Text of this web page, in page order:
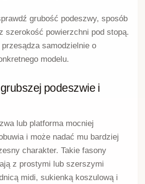
grubość podeszwy, sposób
szerokość powierzchni pod stopą.
przesądza samodzielnie o
modelu.
podeszwie i
lub platforma mocniej
i może nadać mu bardziej
charakter. Takie fasony
z prostymi lub szerszymi
midi, sukienką koszulową i